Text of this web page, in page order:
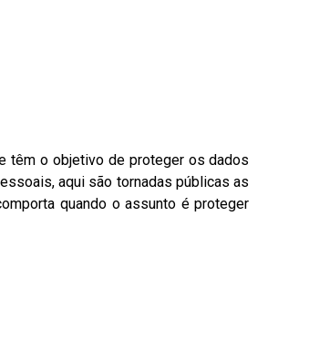
têm o objetivo de proteger os dados
aqui são tornadas públicas as
quando o assunto é proteger